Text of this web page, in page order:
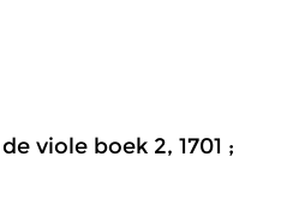
viole boek 2, 1701 ;